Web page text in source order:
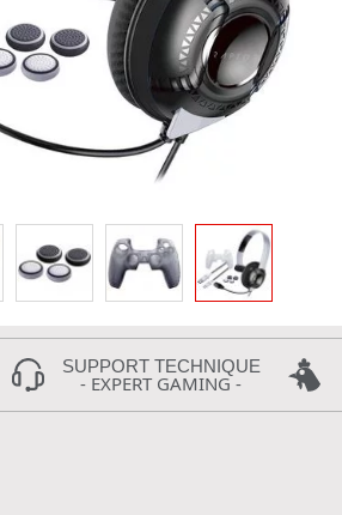
SUPPORT TECHNIQUE
- EXPERT GAMING -